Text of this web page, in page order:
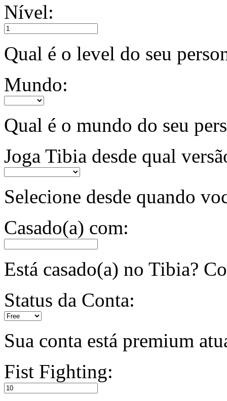
Nível:
Qual é o level do seu
Mundo:
Qual é o mundo do seu
Joga Tibia desde qual
Selecione desde quando
Casado(a) com:
Está casado(a) no Tibia?
Status da Conta:
Sua conta está premium
Fist Fighting: